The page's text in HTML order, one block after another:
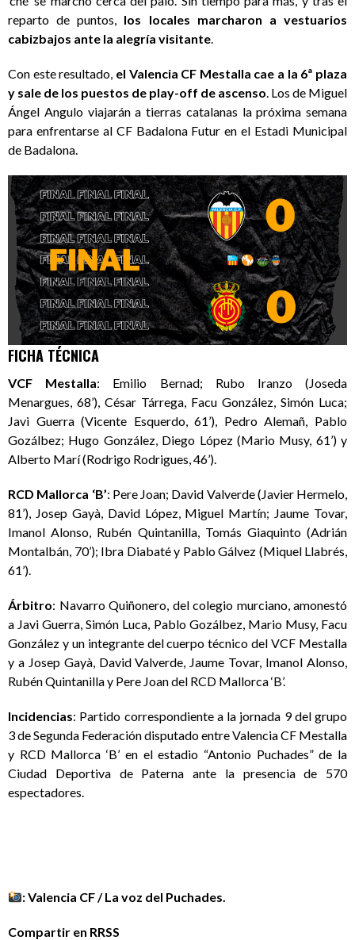
reparto de puntos, los locales marcharon a vestuarios
cabizbajos ante la alegría visitante.
Con este resultado, el Valencia CF Mestalla cae a la 6ª plaza
y sale de los puestos de play-off de ascenso. Los de Miguel
Ángel Angulo viajarán a tierras catalanas la próxima semana
para enfrentarse al CF Badalona Futur en el Estadi Municipal
de Badalona.
FICHA TÉCNICA
VCF Mestalla: Emilio Bernad; Rubo Iranzo (Joseda
Menargues, 68’), César Tárrega, Facu González, Simón Luca;
Javi Guerra (Vicente Esquerdo, 61’), Pedro Alemañ, Pablo
Gozálbez; Hugo González, Diego López (Mario Musy, 61’) y
Alberto Marí (Rodrigo Rodrigues, 46’).
RCD Mallorca ‘B’: Pere Joan; David Valverde (Javier Hermelo,
81’), Josep Gayà, David López, Miguel Martín; Jaume Tovar,
Imanol Alonso, Rubén Quintanilla, Tomás Giaquinto (Adrián
Montalbán, 70’); Ibra Diabaté y Pablo Gálvez (Miquel Llabrés,
61’).
Árbitro: Navarro Quiñonero, del colegio murciano, amonestó
a Javi Guerra, Simón Luca, Pablo Gozálbez, Mario Musy, Facu
González y un integrante del cuerpo técnico del VCF Mestalla
y a Josep Gayà, David Valverde, Jaume Tovar, Imanol Alonso,
Rubén Quintanilla y Pere Joan del RCD Mallorca ‘B’.
Incidencias: Partido correspondiente a la jornada 9 del grupo
3 de Segunda Federación disputado entre Valencia CF Mestalla
y RCD Mallorca ‘B’ en el estadio “Antonio Puchades” de la
Ciudad Deportiva de Paterna ante la presencia de 570
espectadores.
: Valencia CF / La voz del Puchades.
Compartir en RRSS